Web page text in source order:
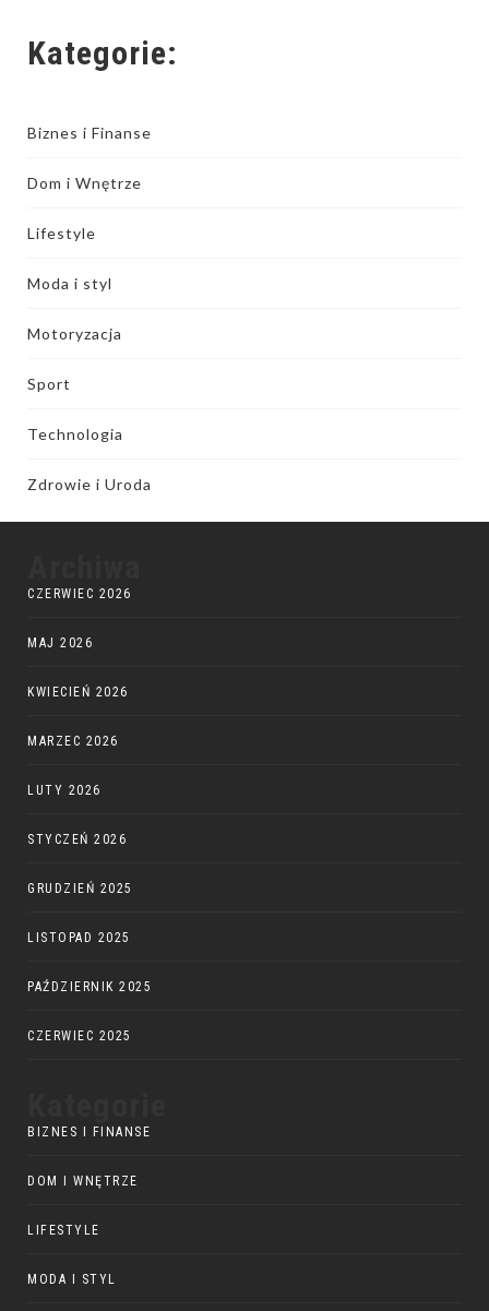
Kategorie:
Biznes i Finanse
Dom i Wnętrze
Lifestyle
Moda i styl
Motoryzacja
Sport
Technologia
Zdrowie i Uroda
CZERWIEC 2026
MAJ 2026
KWIECIEŃ 2026
MARZEC 2026
LUTY 2026
STYCZEŃ 2026
GRUDZIEŃ 2025
LISTOPAD 2025
PAŹDZIERNIK 2025
CZERWIEC 2025
BIZNES I FINANSE
DOM I WNĘTRZE
LIFESTYLE
MODA I STYL